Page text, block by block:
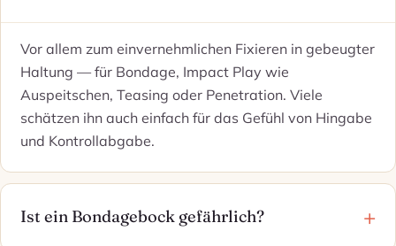
Vor allem zum einvernehmlichen Fixieren in gebeugter
Haltung — für Bondage, Impact Play wie
Auspeitschen, Teasing oder Penetration. Viele
schätzen ihn auch einfach für das Gefühl von Hingabe
und Kontrollabgabe.
Ist ein Bondagebock gefährlich?